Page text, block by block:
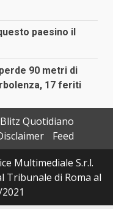
paesino il
90 metri di
17 feriti
Quotidiano
Feed
Multimediale S.r.l.
Tribunale di Roma al